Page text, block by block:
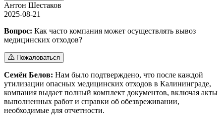
Антон Шестаков
2025-08-21
Вопрос: Как часто компания может осуществлять вывоз
медицинских отходов?
Пожаловаться
Семён Белов: Нам было подтверждено, что после каждой
утилизации опасных медицинских отходов в Калининграде,
компания выдает полный комплект документов, включая акты
выполненных работ и справки об обезвреживании,
необходимые для отчетности.